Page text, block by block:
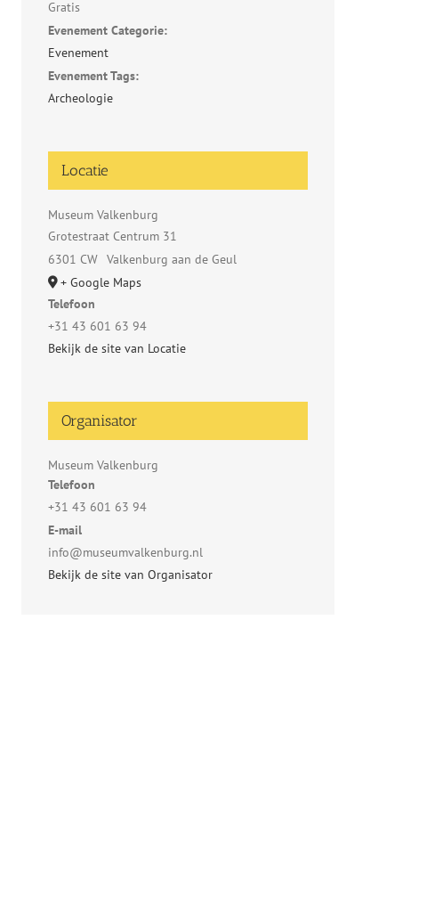
Gratis
Evenement Categorie:
Evenement
Evenement Tags:
Archeologie
Locatie
Museum Valkenburg
Grotestraat Centrum 31
6301 CW Valkenburg aan de Geul
+ Google Maps
Telefoon
+31 43 601 63 94
Bekijk de site van Locatie
Organisator
Museum Valkenburg
Telefoon
+31 43 601 63 94
E-mail
info@museumvalkenburg.nl
Bekijk de site van Organisator